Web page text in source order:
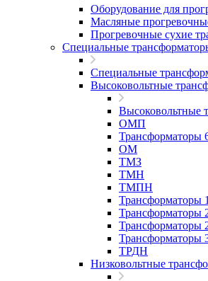
Оборудование для
Масляные
Прогревочные сухие
Специальные
Специальные
Высоковольтные
Высоковольтные
ОМП
Трансформаторы
ОМ
ТМЗ
ТМН
ТМПН
Трансформаторы
Трансформаторы
Трансформаторы
Трансформаторы
ТРДН
Низковольтные